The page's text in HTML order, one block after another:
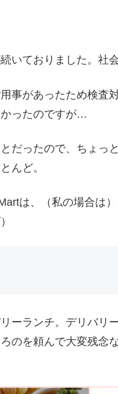
いておりました。社
事があったため検査
ったのですが…
だったので、ちょっ
んど。
は、（私の場合は
ーランチ。デリバリ
のを頼んで大変残念